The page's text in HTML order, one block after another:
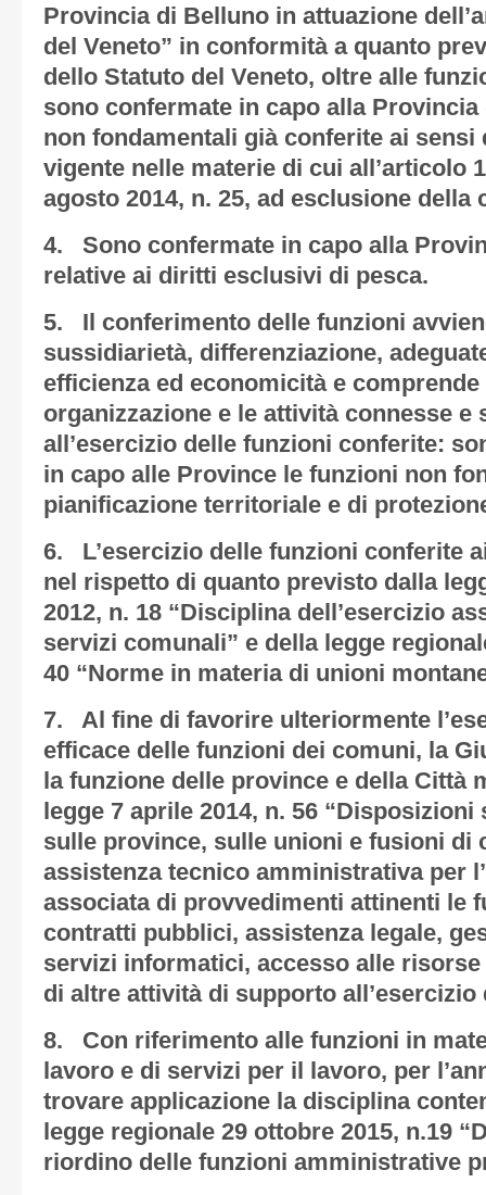
Provincia di Belluno in attuazione
del Veneto” in conformità a quanto
dello Statuto del Veneto, oltre alle
sono confermate in capo alla
non fondamentali già conferite ai
vigente nelle materie di cui all’articolo
agosto 2014, n. 25, ad esclusione della
4. Sono confermate in capo alla
relative ai diritti esclusivi di pesca.
5. Il conferimento delle funzioni
sussidiarietà, differenziazione,
efficienza ed economicità e
organizzazione e le attività connesse e
all’esercizio delle funzioni conferite:
in capo alle Province le funzioni non
pianificazione territoriale e di
6. L’esercizio delle funzioni conferite
nel rispetto di quanto previsto dalla
2012, n. 18 “Disciplina dell’esercizio
servizi comunali” e della legge
40 “Norme in materia di unioni
7. Al fine di favorire ulteriormente
efficace delle funzioni dei comuni, la
la funzione delle province e della Città
legge 7 aprile 2014, n. 56
sulle province, sulle unioni e fusioni di
assistenza tecnico amministrativa per
associata di provvedimenti attinenti le
contratti pubblici, assistenza legale,
servizi informatici, accesso alle
di altre attività di supporto all’esercizio
8. Con riferimento alle funzioni in
lavoro e di servizi per il lavoro, per
trovare applicazione la disciplina
legge regionale 29 ottobre 2015, n.19
riordino delle funzioni amministrative